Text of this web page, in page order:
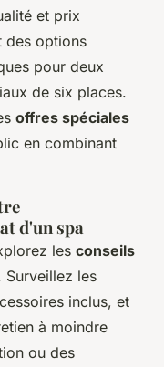
et prix
des options
pour deux
de six places.
offres spéciales
en combinant
d'un spa
les conseils
Surveillez les
inclus, et
à moindre
ou des